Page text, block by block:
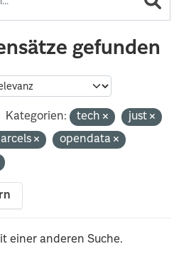
gefunden
Kategorien: tech
just
opendata
einer anderen Suche.